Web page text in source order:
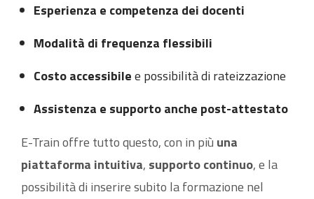
Esperienza e competenza dei docenti
Modalità di frequenza flessibili
Costo accessibilee possibilità di rateizzazione
Assistenza e supporto anche post-attestato
E-Train offre tutto questo, con in più una
piattaforma intuitiva, supporto continuo, e la
possibilità di inserire subito la formazione nel